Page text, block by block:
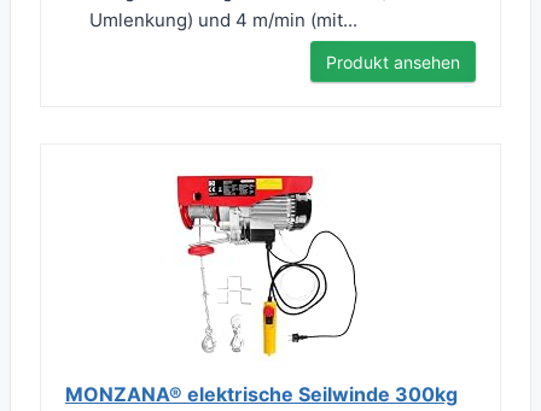
Umlenkung) und 4 m/min (mit...
Produkt ansehen
MONZANA® elektrische Seilwinde 300kg